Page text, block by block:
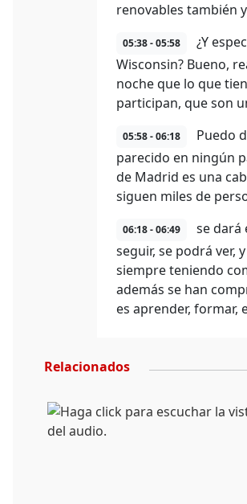
renovables también
05:38 - 05:58
¿Y
Wisconsin? Bueno,
noche que lo que
participan, que son
05:58 - 06:18
Puedo
parecido en ningún
de Madrid es una
siguen miles de
06:18 - 06:49
se dará
seguir, se podrá ver,
siempre teniendo
además se han
es aprender, formar,
Relacionados